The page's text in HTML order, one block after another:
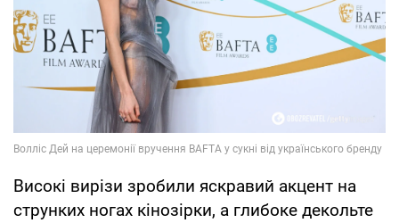
Високі вирізи зробили яскравий акцент на
струнких ногах кінозірки, а глибоке декольте